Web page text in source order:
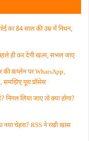
का 84 साल की उम्र में निधन,
ही कर देंगी खत्म, संभल जाएं
की कंप्लेन पर WhatsApp‚
समझिए पूरा प्रॉसेस
लिया जाए तो क्या होगा?
नया चेहरा? RSS ने रखी खास